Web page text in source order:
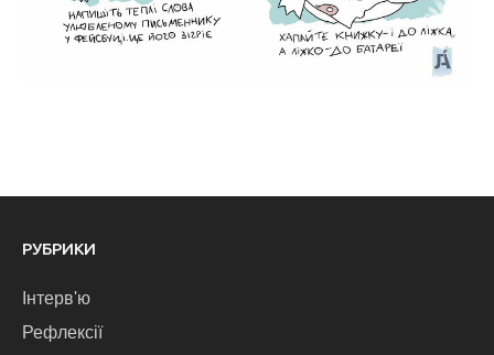
РУБРИКИ
Інтерв'ю
Рефлексії